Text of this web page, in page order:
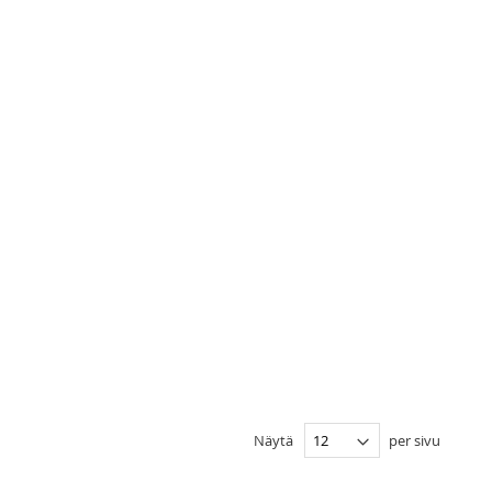
Näytä per sivu